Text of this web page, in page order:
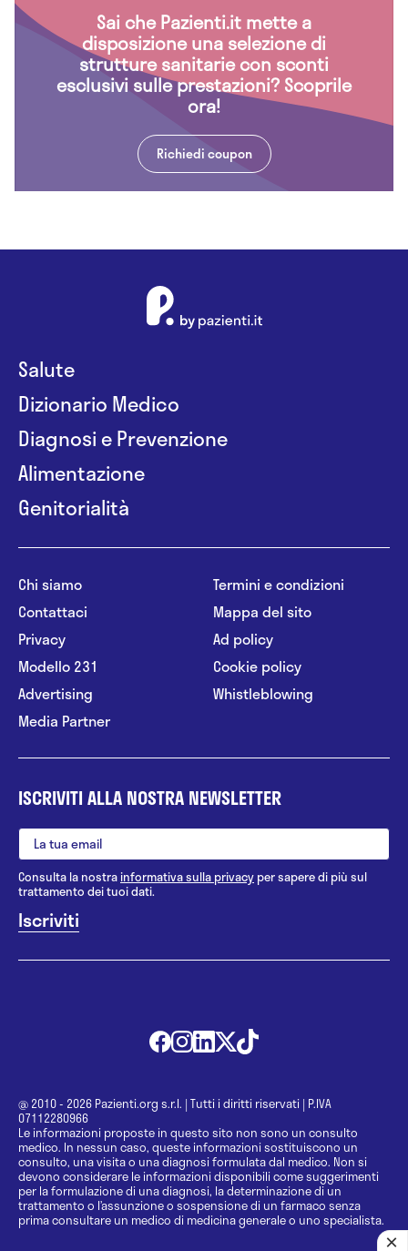
Sai che Pazienti.it mette a
disposizione una selezione di
strutture sanitarie con sconti
esclusivi sulle prestazioni? Scoprile
ora!
Richiedi coupon
Salute
Dizionario Medico
Diagnosi e Prevenzione
Alimentazione
Genitorialità
Chi siamo
Contattaci
Privacy
Modello 231
Advertising
Media Partner
Termini e condizioni
Mappa del sito
Ad policy
Cookie policy
Whistleblowing
ISCRIVITI ALLA NOSTRA NEWSLETTER
Consulta la nostrainformativa sulla privacy per sapere di più sul
trattamento dei tuoi dati.
@ 2010 - 2026 Pazienti.org s.r.l. | Tutti i diritti riservati | P.IVA
07112280966
Le informazioni proposte in questo sito non sono un consulto
medico. In nessun caso, queste informazioni sostituiscono un
consulto, una visita o una diagnosi formulata dal medico. Non si
devono considerare le informazioni disponibili come suggerimenti
per la formulazione di una diagnosi, la determinazione di un
trattamento o l’assunzione o sospensione di un farmaco senza
prima consultare un medico di medicina generale o uno specialista.